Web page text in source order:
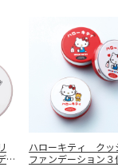
＆
ハローキティ クッ
ファンデーション３